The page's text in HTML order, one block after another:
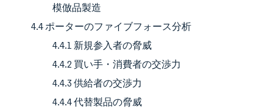
模倣品製造
4.4 ポーターのファイブフォース分析
4.4.1 新規参入者の脅威
4.4.2 買い手・消費者の交渉力
4.4.3 供給者の交渉力
4.4.4 代替製品の脅威